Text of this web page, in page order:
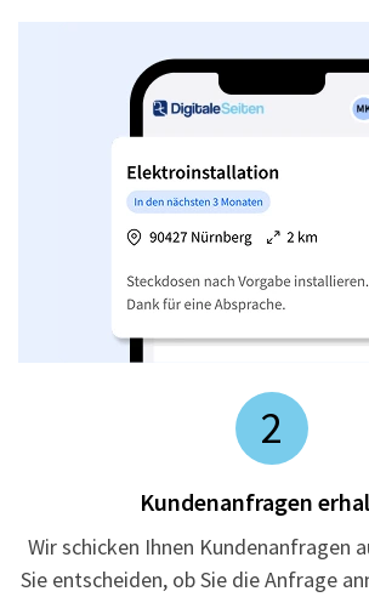
2
Kundenanfragen
Wir schicken Ihnen Kundenanfragen
Sie entscheiden, ob Sie die Anfrage